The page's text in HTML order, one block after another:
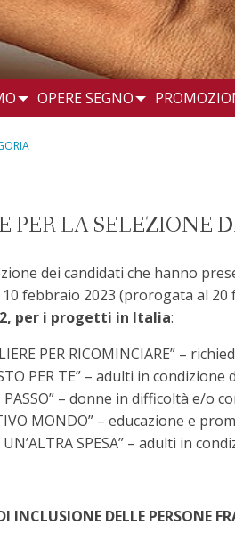
OPERE SEGNO
PER LA SELEZIONE
dei candidati che hanno
febbraio 2023 (prorogata al 20
per i progetti in Italia:
PER RICOMINCIARE” –
PER TE” – adulti in condizione
PASSO” – donne in difficoltà e/o
MONDO” – educazione e
SPESA” – adulti in
DELLE PERSONE